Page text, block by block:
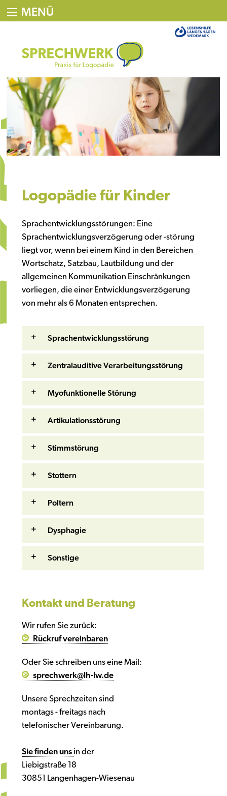
MENÜ
Kontakt und Beratung
Wir rufen Sie zurück:
Rückruf vereinbaren
Oder Sie schreiben uns eine Mail:
sprechwerk@lh-lw.de
Unsere Sprechzeiten sind
montags - freitags nach
telefonischer Vereinbarung.
Sie finden uns in der
Liebigstraße 18
30851 Langenhagen-Wiesenau
Logopädie für Kinder
Sprachentwicklungsstörungen: Eine
Sprachentwicklungsverzögerung oder -störung
liegt vor, wenn bei einem Kind in den Bereichen
Wortschatz, Satzbau, Lautbildung und der
allgemeinen Kommunikation Einschränkungen
vorliegen, die einer Entwicklungsverzögerung
von mehr als 6 Monaten entsprechen.
Sprachentwicklungsstörung
Zentralauditive Verarbeitungsstörung
Myofunktionelle Störung
Artikulationsstörung
Stimmstörung
Stottern
Poltern
Dysphagie
Sonstige